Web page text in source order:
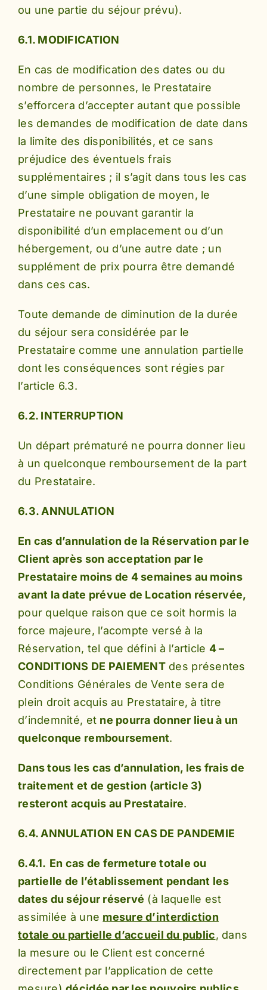
ou une partie du séjour prévu).
6.1. MODIFICATION
En cas de modification des dates ou du
nombre de personnes, le Prestataire
s’efforcera d’accepter autant que possible
les demandes de modification de date dans
la limite des disponibilités, et ce sans
préjudice des éventuels frais
supplémentaires ; il s’agit dans tous les cas
d’une simple obligation de moyen, le
Prestataire ne pouvant garantir la
disponibilité d’un emplacement ou d’un
hébergement, ou d’une autre date ; un
supplément de prix pourra être demandé
dans ces cas.
Toute demande de diminution de la durée
du séjour sera considérée par le
Prestataire comme une annulation partielle
dont les conséquences sont régies par
l’article 6.3.
6.2. INTERRUPTION
Un départ prématuré ne pourra donner lieu
à un quelconque remboursement de la part
du Prestataire.
6.3. ANNULATION
En cas d’annulation de la Réservation par le
Client après son acceptation par le
Prestataire moins de 4 semaines au moins
avant la date prévue de Location réservée,
pour quelque raison que ce soit hormis la
force majeure, l’acompte versé à la
Réservation, tel que défini à l’article 4 –
CONDITIONS DE PAIEMENTdes présentes
Conditions Générales de Vente sera de
plein droit acquis au Prestataire, à titre
d’indemnité, et ne pourra donner lieu à un
quelconque remboursement.
Dans tous les cas d’annulation, les frais de
traitement et de gestion (article 3)
resteront acquis au Prestataire.
6.4. ANNULATION EN CAS DE PANDEMIE
6.4.1. En cas de fermeture totale ou
partielle de l’établissement pendant les
dates du séjour réservé (à laquelle est
assimilée à une mesure d’interdiction
totale ou partielle d’accueil du public, dans
la mesure ou le Client est concerné
directement par l’application de cette